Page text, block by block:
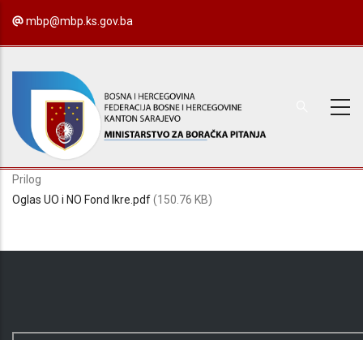
main
content
mbp@mbp.ks.gov.ba
Prilog
Oglas UO i NO Fond Ikre.pdf(150.76 KB)